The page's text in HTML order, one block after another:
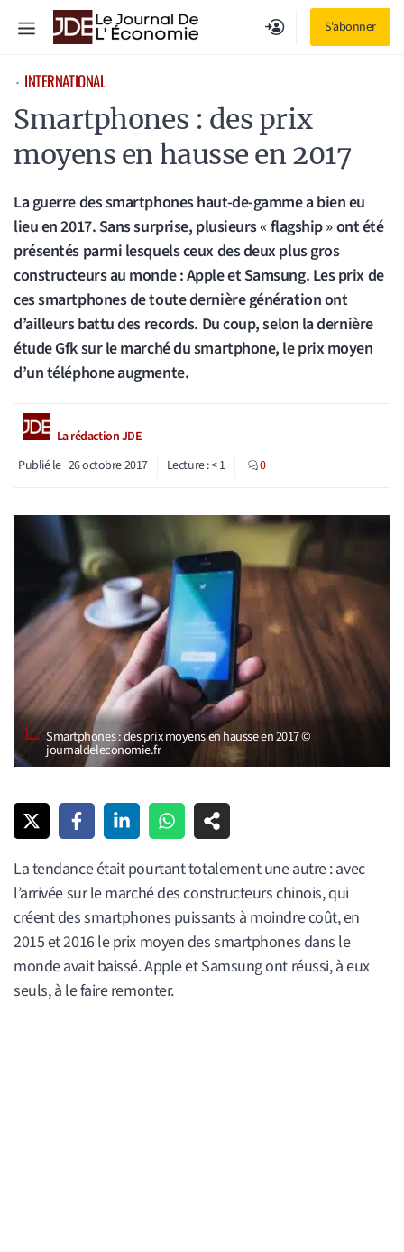
S'abonner
Menu
⋅ INTERNATIONAL
Smartphones : des prix
moyens en hausse en 2017
La guerre des smartphones haut-de-gamme a bien eu
lieu en 2017. Sans surprise, plusieurs « flagship » ont été
présentés parmi lesquels ceux des deux plus gros
constructeurs au monde : Apple et Samsung. Les prix de
ces smartphones de toute dernière génération ont
d’ailleurs battu des records. Du coup, selon la dernière
étude Gfk sur le marché du smartphone, le prix moyen
d’un téléphone augmente.
La rédaction JDE
Publié le 26 octobre 2017 Lecture :< 1 0
Smartphones : des prix moyens en hausse en 2017 ©
journaldeleconomie.fr
La tendance était pourtant totalement une autre : avec
l’arrivée sur le marché des constructeurs chinois, qui
créent des smartphones puissants à moindre coût, en
2015 et 2016 le prix moyen des smartphones dans le
monde avait baissé. Apple et Samsung ont réussi, à eux
seuls, à le faire remonter.